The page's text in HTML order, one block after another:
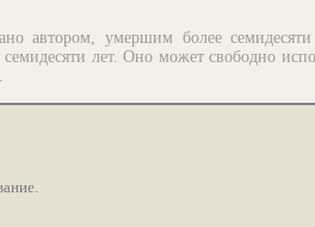
автором, умершим более
лет. Оно может свободно